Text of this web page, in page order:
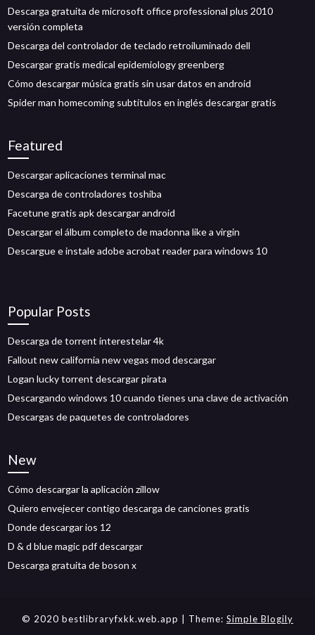
Descarga gratuita de microsoft office professional plus 2010
versión completa
Descarga del controlador de teclado retroiluminado dell
Descargar gratis medical epidemiology greenberg
Cómo descargar música gratis sin usar datos en android
Spider man homecoming subtítulos en inglés descargar gratis
Featured
Descargar aplicaciones terminal mac
Descarga de controladores toshiba
Facetune gratis apk descargar android
Descargar el álbum completo de madonna like a virgin
Descargue e instale adobe acrobat reader para windows 10
Popular Posts
Descarga de torrent interestelar 4k
Fallout new california new vegas mod descargar
Logan lucky torrent descargar pirata
Descargando windows 10 cuando tienes una clave de activación
Descargas de paquetes de controladores
New
Cómo descargar la aplicación zillow
Quiero envejecer contigo descarga de canciones gratis
Donde descargar ios 12
D & d blue magic pdf descargar
Descarga gratuita de boson x
© 2020 bestlibraryfxkk.web.app | Theme: Simple Blogily